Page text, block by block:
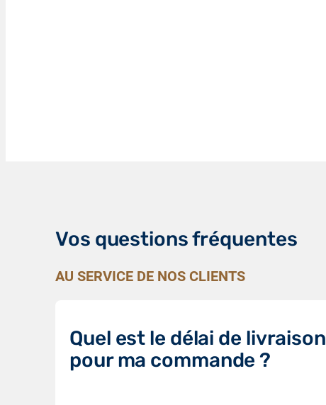
Vos questions fréquentes
AU SERVICE DE NOS CLIENTS
Quel est le délai de livraison
pour ma commande ?